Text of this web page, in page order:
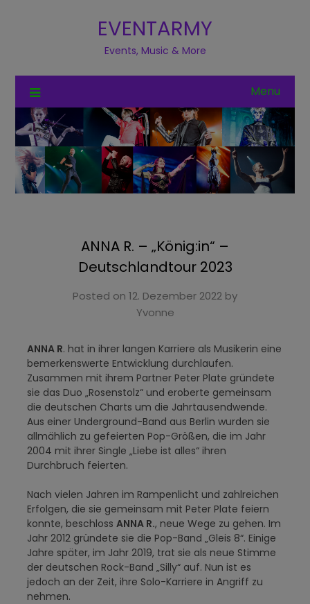
EVENTARMY
Events, Music & More
Menu
ANNA R. – „König:in“ –
Deutschlandtour 2023
Posted on 12. Dezember 2022 by
Yvonne
ANNA R. hat in ihrer langen Karriere als Musikerin eine
bemerkenswerte Entwicklung durchlaufen.
Zusammen mit ihrem Partner Peter Plate gründete
sie das Duo „Rosenstolz“ und eroberte gemeinsam
die deutschen Charts um die Jahrtausendwende.
Aus einer Underground-Band aus Berlin wurden sie
allmählich zu gefeierten Pop-Größen, die im Jahr
2004 mit ihrer Single „Liebe ist alles“ ihren
Durchbruch feierten.
Nach vielen Jahren im Rampenlicht und zahlreichen
Erfolgen, die sie gemeinsam mit Peter Plate feiern
konnte, beschloss ANNA R., neue Wege zu gehen. Im
Jahr 2012 gründete sie die Pop-Band „Gleis 8“. Einige
Jahre später, im Jahr 2019, trat sie als neue Stimme
der deutschen Rock-Band „Silly“ auf. Nun ist es
jedoch an der Zeit, ihre Solo-Karriere in Angriff zu
nehmen.